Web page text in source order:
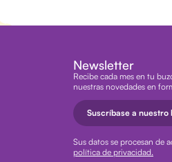
Newsletter
Recibe cada mes en tu
nuestras novedades en
Suscríbase a nuestro
Sus datos se procesan de
política de privacidad.